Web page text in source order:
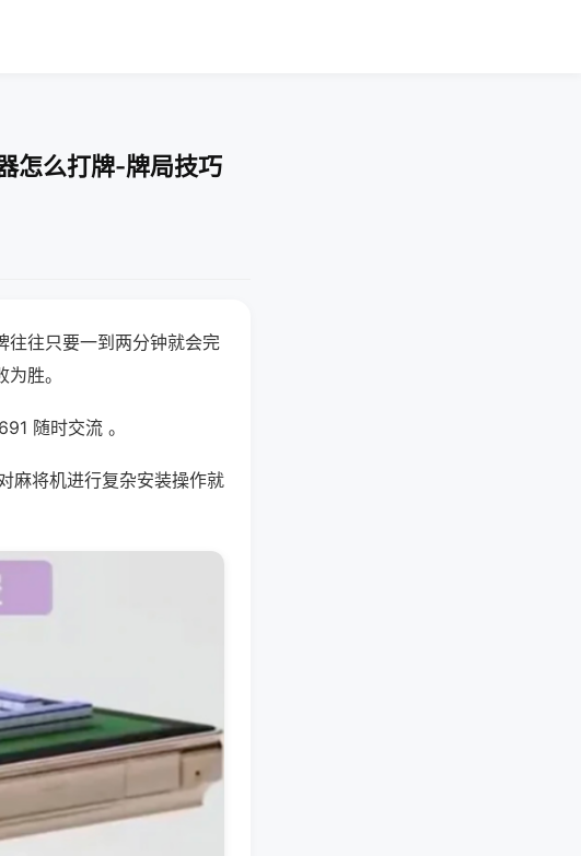
怎么打牌-牌局技巧
往往只要一到两分钟就会完
胜。
随时交流 。
麻将机进行复杂安装操作就